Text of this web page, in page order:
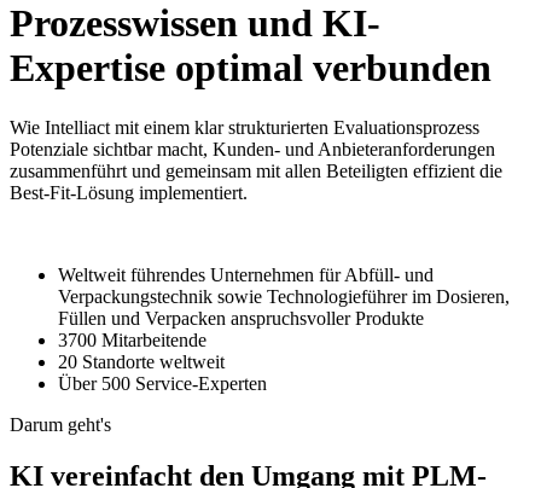
Prozesswissen und KI-
Expertise optimal verbunden
Wie Intelliact mit einem klar strukturierten Evaluationsprozess
Potenziale sichtbar macht, Kunden- und Anbieteranforderungen
zusammenführt und gemeinsam mit allen Beteiligten effizient die
Best-Fit-Lösung implementiert.
Weltweit führendes Unternehmen für Abfüll- und
Verpackungstechnik sowie Technologieführer im Dosieren,
Füllen und Verpacken anspruchsvoller Produkte
3700 Mitarbeitende
20 Standorte weltweit
Über 500 Service-Experten
Darum geht's
KI vereinfacht den Umgang mit PLM-